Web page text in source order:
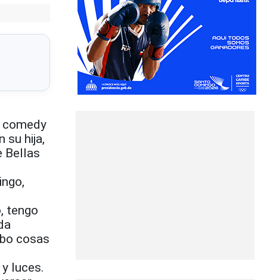
comedy
su hija,
Bellas
tengo
cosas
luces.